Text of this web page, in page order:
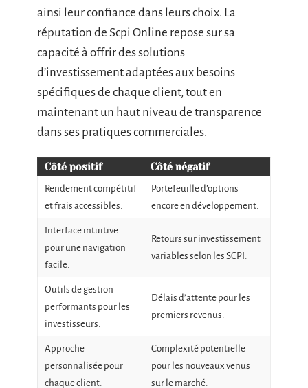
ainsi leur confiance dans leurs choix. La
réputation de Scpi Online repose sur sa
capacité à offrir des solutions
d’investissement adaptées aux besoins
spécifiques de chaque client, tout en
maintenant un haut niveau de transparence
dans ses pratiques commerciales.
Côté positif Côté négatif
Rendement compétitif
et frais accessibles.
Portefeuille d’options
encore en développement.
Interface intuitive
pour une navigation
facile.
Retours sur investissement
variables selon les SCPI.
Outils de gestion
performants pour les
investisseurs.
Délais d’attente pour les
premiers revenus.
Approche
personnalisée pour
chaque client.
Complexité potentielle
pour les nouveaux venus
sur le marché.